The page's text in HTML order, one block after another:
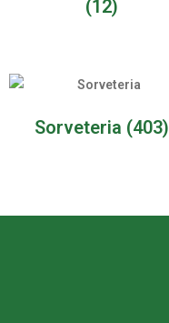
(12)
Sorveteria (403)